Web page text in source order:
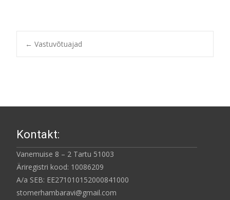
Post
← Vastuvõtuajad
Kontakt:
Vanemuise 8 – 2 Tartu 51003
Äriregistri kood: 10086209
A/a SEB: EE271010152000841000
stomerhambaravi@gmail.com